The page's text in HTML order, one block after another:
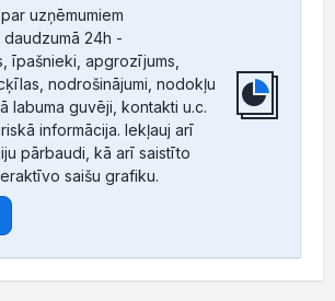
uzņēmumiem
24h -
īpašnieki, apgrozījums,
nodrošinājumi, nodokļu
labuma guvēji, kontakti u.c.
informācija. Iekļauj arī
pārbaudi, kā arī saistīto
saišu grafiku.